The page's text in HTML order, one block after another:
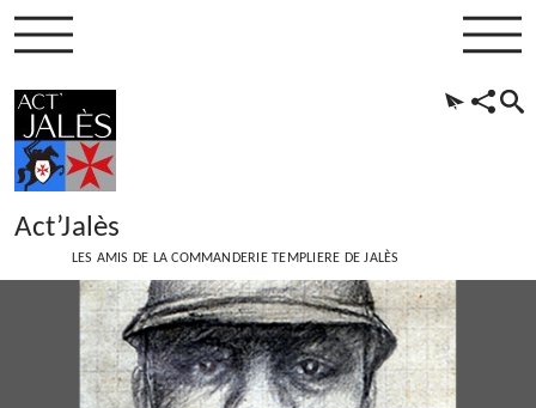
Act’Jalès
LES AMIS DE LA COMMANDERIE TEMPLIERE DE JALÈS